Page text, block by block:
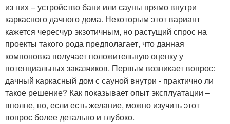
из них – устройство бани или сауны прямо внутри
каркасного дачного дома. Некоторым этот вариант
кажется чересчур экзотичным, но растущий спрос на
проекты такого рода предполагает, что данная
компоновка получает положительную оценку у
потенциальных заказчиков. Первым возникает вопрос:
дачный каркасный дом с сауной внутри - практично ли
такое решение? Как показывает опыт эксплуатации –
вполне, но, если есть желание, можно изучить этот
вопрос более детально и глубоко.